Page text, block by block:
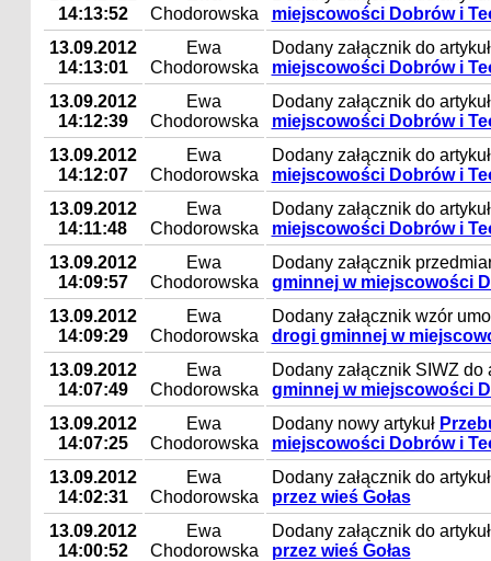
14:13:52
Chodorowska
miejscowości Dobrów i
13.09.2012
14:13:01
Ewa
Chodorowska
Dodany załącznik do
miejscowości Dobrów i
13.09.2012
14:12:39
Ewa
Chodorowska
Dodany załącznik do
miejscowości Dobrów i
13.09.2012
14:12:07
Ewa
Chodorowska
Dodany załącznik do
miejscowości Dobrów i
13.09.2012
14:11:48
Ewa
Chodorowska
Dodany załącznik do
miejscowości Dobrów i
13.09.2012
14:09:57
Ewa
Chodorowska
Dodany załącznik
gminnej w miejscowości
13.09.2012
14:09:29
Ewa
Chodorowska
Dodany załącznik wzór
drogi gminnej w
13.09.2012
14:07:49
Ewa
Chodorowska
Dodany załącznik SIWZ do
gminnej w miejscowości
13.09.2012
14:07:25
Ewa
Chodorowska
Dodany nowy artykuł
miejscowości Dobrów i
13.09.2012
14:02:31
Ewa
Chodorowska
Dodany załącznik do
przez wieś Gołas
13.09.2012
14:00:52
Ewa
Chodorowska
Dodany załącznik do
przez wieś Gołas